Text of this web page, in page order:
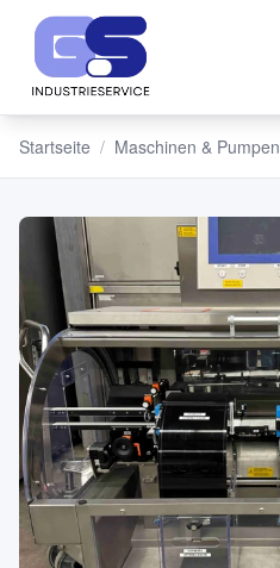
NAVIGATION
Maschinen
&
Pumpen
Verkaufen
Blog
Startseite / Maschinen & Pumpen